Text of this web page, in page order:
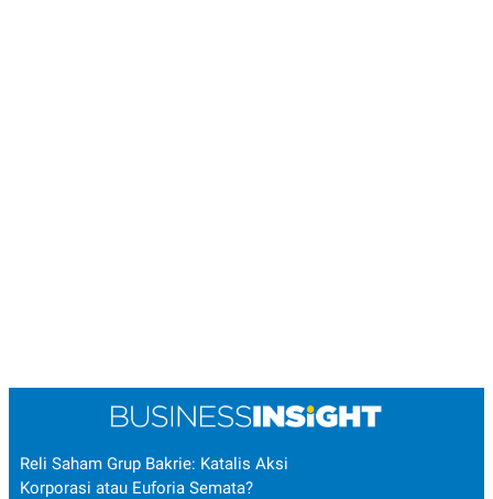
Reli Saham Grup Bakrie: Katalis Aksi
Korporasi atau Euforia Semata?